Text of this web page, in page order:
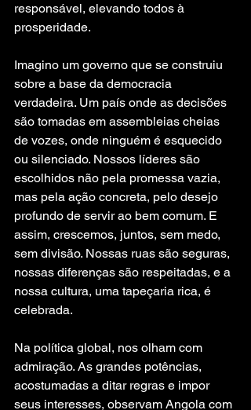
responsável, elevando todos à
prosperidade.
Imagino um governo que se construiu
sobre a base da democracia
verdadeira. Um país onde as decisões
são tomadas em assembleias cheias
de vozes, onde ninguém é esquecido
ou silenciado. Nossos líderes são
escolhidos não pela promessa vazia,
mas pela ação concreta, pelo desejo
profundo de servir ao bem comum. E
assim, crescemos, juntos, sem medo,
sem divisão. Nossas ruas são seguras,
nossas diferenças são respeitadas, e a
nossa cultura, uma tapeçaria rica, é
celebrada.
Na política global, nos olham com
admiração. As grandes potências,
acostumadas a ditar regras e impor
seus interesses, observam Angola com